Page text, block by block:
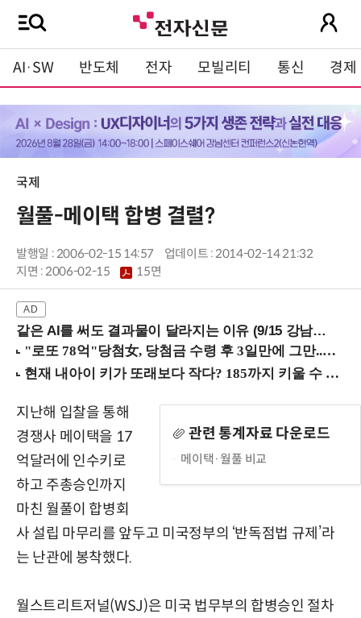
AI·SW 반도체 전자 모빌리티 통신 경제
국제
월풀­-메이택 합병 결렬?
발행일 : 2006-02-15 14:57
업데이트 : 2014-02-14 21:32
지면 :2006-02-15 15면
같은 AI를 써도 결과물이 달라지는 이유 (9/15 강남역)
관련 통계자료 다운로드
메이택·월풀 비교
지난해 입찰을 통해
경쟁사 메이택을 17
억달러에 인수키로
하고 주총승인까지
마친 월풀이 합병회
사 설립 마무리를 앞두고 미국정부의 ‘반독점법 규제’라
는 난관에 봉착했다.
월스트리트저널(WSJ)은 미국 법무부의 합병승인 절차